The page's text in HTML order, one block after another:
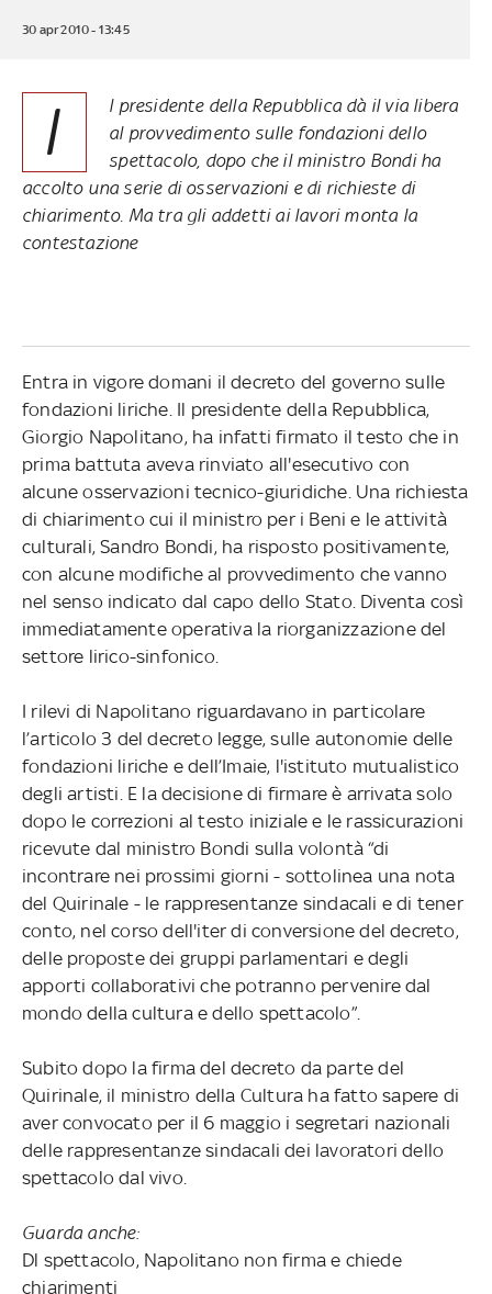
30 apr 2010 - 13:45
I
l presidente della Repubblica dà il via libera
al provvedimento sulle fondazioni dello
spettacolo, dopo che il ministro Bondi ha
accolto una serie di osservazioni e di richieste di
chiarimento. Ma tra gli addetti ai lavori monta la
contestazione
Entra in vigore domani il decreto del governo sulle
fondazioni liriche. Il presidente della Repubblica,
Giorgio Napolitano, ha infatti firmato il testo che in
prima battuta aveva rinviato all'esecutivo con
alcune osservazioni tecnico-giuridiche. Una richiesta
di chiarimento cui il ministro per i Beni e le attività
culturali, Sandro Bondi, ha risposto positivamente,
con alcune modifiche al provvedimento che vanno
nel senso indicato dal capo dello Stato. Diventa così
immediatamente operativa la riorganizzazione del
settore lirico-sinfonico.
I rilevi di Napolitano riguardavano in particolare
l’articolo 3 del decreto legge, sulle autonomie delle
fondazioni liriche e dell’Imaie, l'istituto mutualistico
degli artisti. E la decisione di firmare è arrivata solo
dopo le correzioni al testo iniziale e le rassicurazioni
ricevute dal ministro Bondi sulla volontà “di
incontrare nei prossimi giorni - sottolinea una nota
del Quirinale - le rappresentanze sindacali e di tener
conto, nel corso dell'iter di conversione del decreto,
delle proposte dei gruppi parlamentari e degli
apporti collaborativi che potranno pervenire dal
mondo della cultura e dello spettacolo”.
Subito dopo la firma del decreto da parte del
Quirinale, il ministro della Cultura ha fatto sapere di
aver convocato per il 6 maggio i segretari nazionali
delle rappresentanze sindacali dei lavoratori dello
spettacolo dal vivo.
Guarda anche:
Dl spettacolo, Napolitano non firma e chiede
chiarimenti